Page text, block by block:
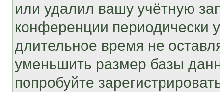
или удалил вашу учётную
конференции периодически
длительное время не
уменьшить размер базы
попробуйте